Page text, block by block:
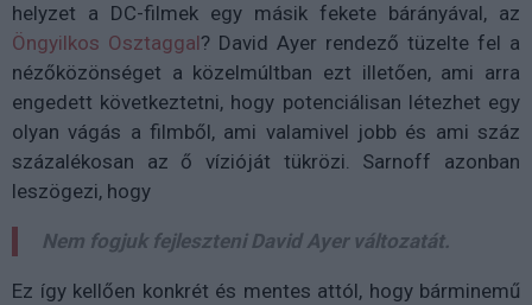
helyzet a DC-filmek egy másik fekete bárányával, az
Öngyilkos Osztaggal? David Ayer rendező tüzelte fel a
nézőközönséget a közelmúltban ezt illetően, ami arra
engedett következtetni, hogy potenciálisan létezhet egy
olyan vágás a filmből, ami valamivel jobb és ami száz
százalékosan az ő vízióját tükrözi. Sarnoff azonban
leszögezi, hogy
Nem fogjuk fejleszteni David Ayer változatát.
Ez így kellően konkrét és mentes attól, hogy bárminemű